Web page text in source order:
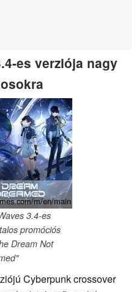
es verziója nagy
m/en/main
3.4-es
promóciós
Dream Not
Cyberpunk crossover